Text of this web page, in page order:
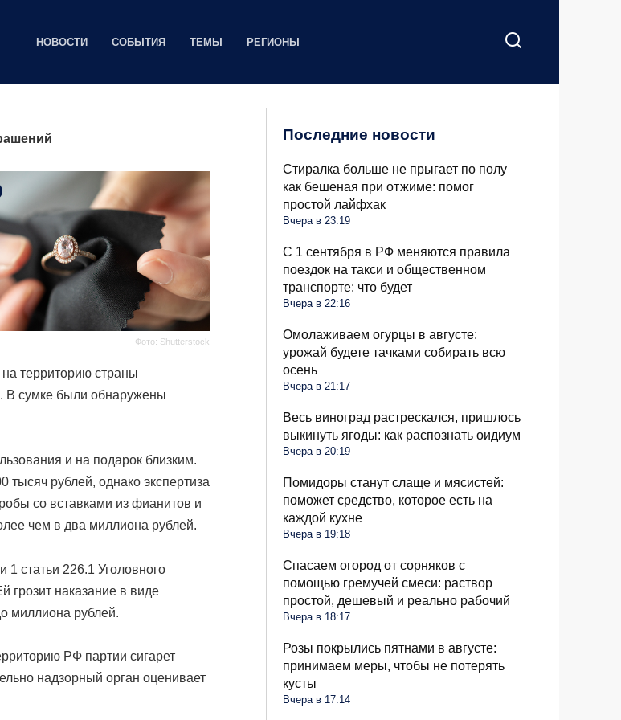
НОВОСТИ СОБЫТИЯ ТЕМЫ РЕГИОНЫ
Фото: Shutterstock
на территорию страны
В сумке были обнаружены
и на подарок близким.
рублей, однако экспертиза
со вставками из фианитов и
чем в два миллиона рублей.
1 статьи 226.1 Уголовного
грозит наказание в виде
миллиона рублей.
РФ партии сигарет
надзорный орган оценивает
Последние новости
Стиралка больше не прыгает по полу
как бешеная при отжиме: помог
простой лайфхак
Вчера в 23:19
С 1 сентября в РФ меняются правила
поездок на такси и общественном
транспорте: что будет
Вчера в 22:16
Омолаживаем огурцы в августе:
урожай будете тачками собирать всю
осень
Вчера в 21:17
Весь виноград растрескался, пришлось
выкинуть ягоды: как распознать оидиум
Вчера в 20:19
Помидоры станут слаще и мясистей:
поможет средство, которое есть на
каждой кухне
Вчера в 19:18
Спасаем огород от сорняков с
помощью гремучей смеси: раствор
простой, дешевый и реально рабочий
Вчера в 18:17
Розы покрылись пятнами в августе:
принимаем меры, чтобы не потерять
кусты
Вчера в 17:14